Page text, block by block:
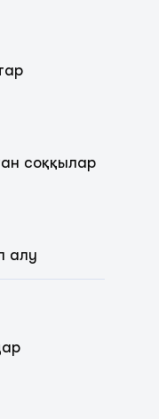
соққылар
алу